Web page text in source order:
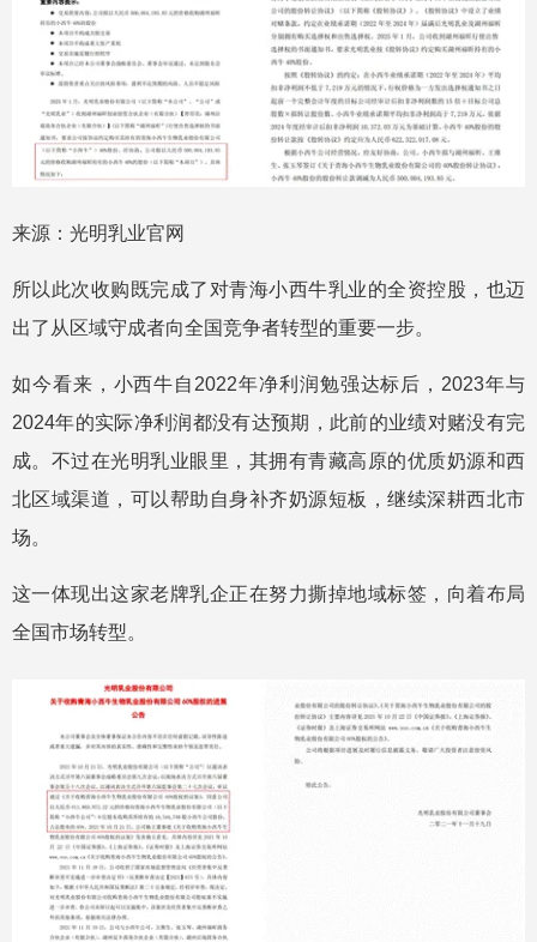
来源：光明乳业官网
所以此次收购既完成了对青海小西牛乳业的全资控股，也迈
出了从区域守成者向全国竞争者转型的重要一步。
如今看来，小西牛自2022年净利润勉强达标后，2023年与
2024年的实际净利润都没有达预期，此前的业绩对赌没有完
成。不过在光明乳业眼里，其拥有青藏高原的优质奶源和西
北区域渠道，可以帮助自身补齐奶源短板，继续深耕西北市
场。
这一体现出这家老牌乳企正在努力撕掉地域标签，向着布局
全国市场转型。